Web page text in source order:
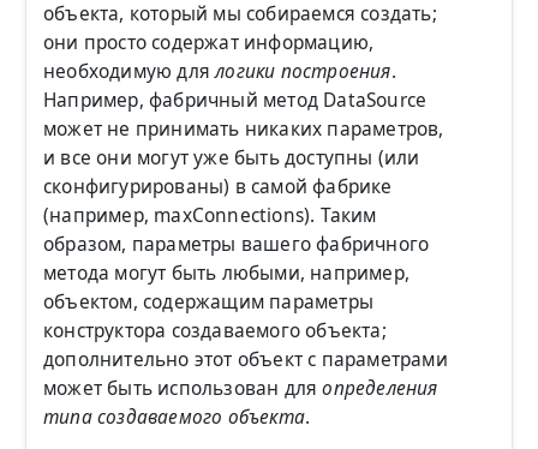
объекта, который мы собираемся создать;
они просто содержат информацию,
необходимую длялогики построения.
Например, фабричный метод DataSource
может не принимать никаких параметров,
и все они могут уже быть доступны (или
сконфигурированы) в самой фабрике
(например, maxConnections). Таким
образом, параметры вашего фабричного
метода могут быть любыми, например,
объектом, содержащим параметры
конструктора создаваемого объекта;
дополнительно этот объект с параметрами
может быть использован дляопределения
типа создаваемого объекта.